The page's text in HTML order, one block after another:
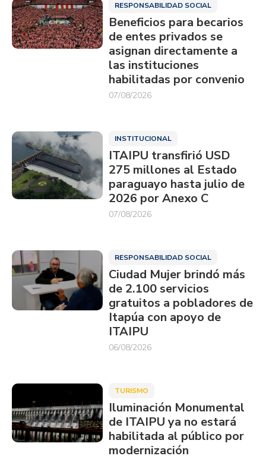
RESPONSABILIDAD SOCIAL
Beneficios para becarios
de entes privados se
asignan directamente a
las instituciones
habilitadas por convenio
07/08/2026
INSTITUCIONAL
ITAIPU transfirió USD
275 millones al Estado
paraguayo hasta julio de
2026 por Anexo C
07/08/2026
RESPONSABILIDAD SOCIAL
Ciudad Mujer brindó más
de 2.100 servicios
gratuitos a pobladores de
Itapúa con apoyo de
ITAIPU
06/08/2026
TURISMO
Iluminación Monumental
de ITAIPU ya no estará
habilitada al público por
modernización